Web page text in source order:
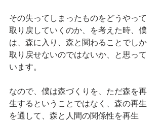
その失ってしまったものをどうやって
取り戻していくのか、を考えた時、僕
は、森に入り、森と関わることでしか
取り戻せないのではないか、と思って
います。
なので、僕は森づくりを、ただ森を再
生するということではなく、森の再生
を通して、森と人間の関係性を再生